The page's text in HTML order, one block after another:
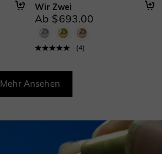
Wir Zwei
Ab $693.00
(4)
Mehr Ansehen